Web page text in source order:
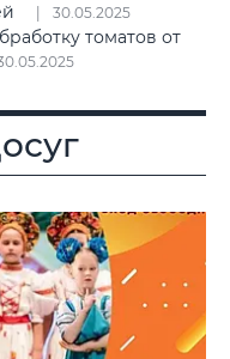
30.05.2025
томатов от